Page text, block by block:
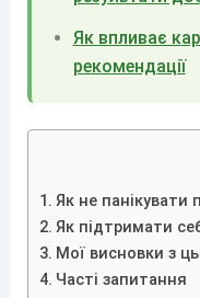
Як впливає
рекомендації
Як не панікувати
Як підтримати
Мої висновки з
Часті запитання